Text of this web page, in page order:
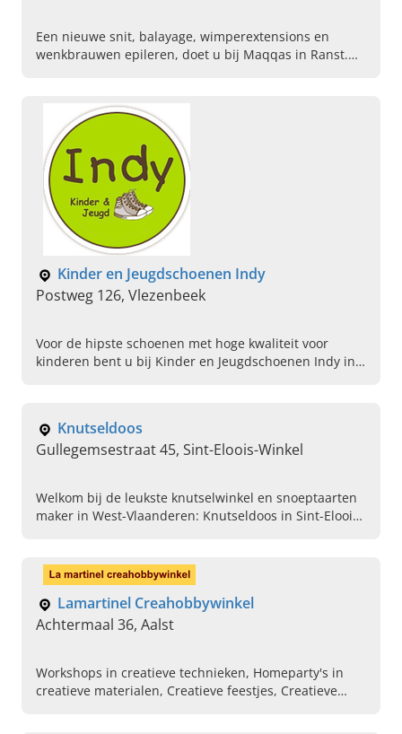
Een nieuwe snit, balayage, wimperextensions en
wenkbrauwen epileren, doet u bij Maqqas in Ranst.
Kinder en Jeugdschoenen Indy
Postweg 126, Vlezenbeek
Voor de hipste schoenen met hoge kwaliteit voor
kinderen bent u bij Kinder en Jeugdschoenen Indy in
Knutseldoos
Gullegemsestraat 45, Sint-Eloois-Winkel
Welkom bij de leukste knutselwinkel en snoeptaarten
maker in West-Vlaanderen: Knutseldoos in Sint-Eloois-
Lamartinel Creahobbywinkel
Achtermaal 36, Aalst
Workshops in creatieve technieken, Homeparty's in
creatieve materialen, Creatieve feestjes, Creatieve